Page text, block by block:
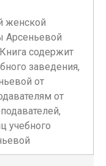
женской
Арсеньевой
содержит
заведения,
от
от
учебного